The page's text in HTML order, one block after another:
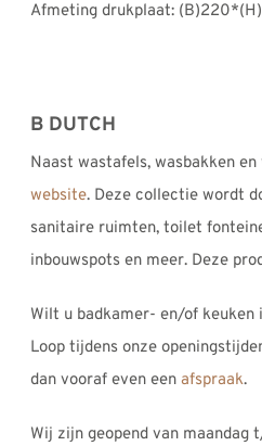
Afmeting drukplaat:
B DUTCH
Naast wastafels, wasbakken
website. Deze collectie wordt
sanitaire ruimten, toilet
inbouwspots en meer. Deze
Wilt u badkamer- en/of keuken
Loop tijdens onze
dan vooraf even een afspraak.
Wij zijn geopend van